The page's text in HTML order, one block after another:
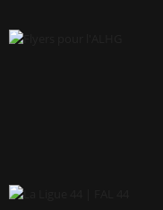
HOLDING VINET
FLYERS POUR L'ALHG